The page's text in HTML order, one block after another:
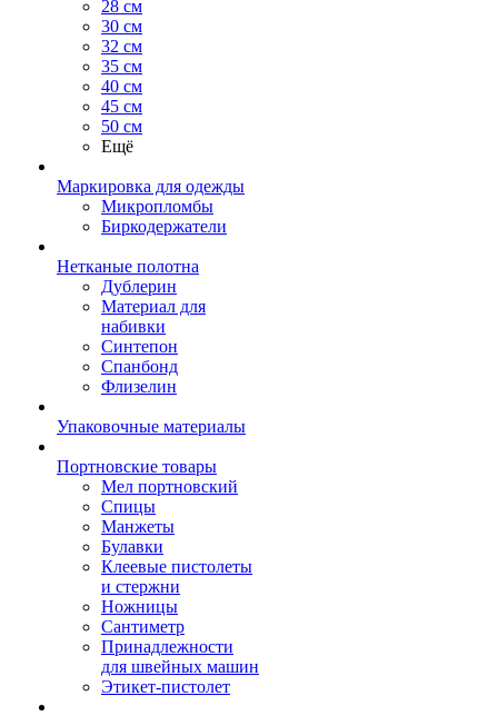
28 см
30 см
32 см
35 см
40 см
45 см
50 см
Ещё
Маркировка для одежды
Микропломбы
Биркодержатели
Нетканые полотна
Дублерин
Материал для
набивки
Синтепон
Спанбонд
Флизелин
Упаковочные материалы
Портновские товары
Мел портновский
Спицы
Манжеты
Булавки
Клеевые пистолеты
и стержни
Ножницы
Сантиметр
Принадлежности
для швейных машин
Этикет-пистолет